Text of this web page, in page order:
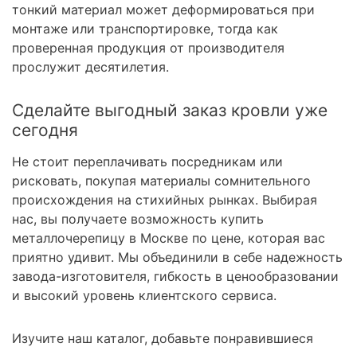
тонкий материал может деформироваться при
монтаже или транспортировке, тогда как
проверенная продукция от производителя
прослужит десятилетия.
Сделайте выгодный заказ кровли уже
сегодня
Не стоит переплачивать посредникам или
рисковать, покупая материалы сомнительного
происхождения на стихийных рынках. Выбирая
нас, вы получаете возможность купить
металлочерепицу в Москве по цене, которая вас
приятно удивит. Мы объединили в себе надежность
завода-изготовителя, гибкость в ценообразовании
и высокий уровень клиентского сервиса.
Изучите наш каталог, добавьте понравившиеся